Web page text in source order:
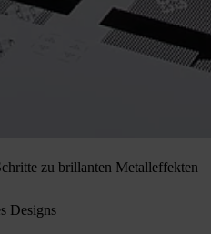
zu brillanten Metalleffekten
Designs